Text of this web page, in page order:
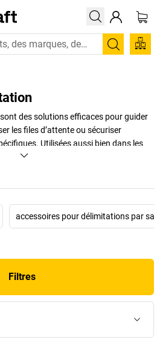
sont des solutions efficaces pour guider
les files d’attente ou sécuriser
Utilisées aussi bien dans les
dans les bâtiments publics ou les
de sangle, la délimitation reste
dans la boutique en ligne
accessoires pour délimitations par
Filtres